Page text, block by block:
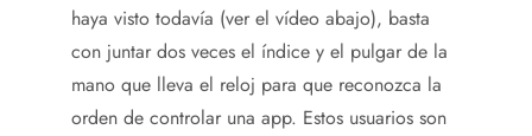
haya visto todavía (ver el vídeo abajo), basta
con juntar dos veces el índice y el pulgar de la
mano que lleva el reloj para que reconozca la
orden de controlar una app. Estos usuarios son